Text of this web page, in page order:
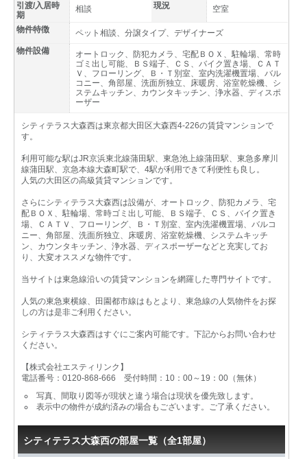
引渡/入居時
期
相談 現況 空室
物件特徴
ペット相談、分譲タイプ、デザイナーズ
物件設備
オートロック、防犯カメラ、宅配ＢＯＸ、駐輪場、常時
ゴミ出し可能、ＢＳ端子、ＣＳ、バイク置き場、ＣＡＴ
Ｖ、フローリング、Ｂ・Ｔ別室、室内洗濯機置場、バル
コニー、角部屋、洗面所独立、床暖房、浴室乾燥機、シ
ステムキッチン、カウンタキッチン、浄水器、ディスポ
ーザー
シティテラス大森西は東京都大田区大森西4-226の賃貸マンションで
す。
利用可能な駅はJR京浜東北線蒲田駅、東急池上線蒲田駅、東急多摩川
線蒲田駅、京急本線大森町駅で、4駅が利用できて利便性も良し。
人気の大田区の高級賃貸マンションです。
さらにシティテラス大森西は設備が、オートロック、防犯カメラ、宅
配ＢＯＸ、駐輪場、常時ゴミ出し可能、ＢＳ端子、ＣＳ、バイク置き
場、ＣＡＴＶ、フローリング、Ｂ・Ｔ別室、室内洗濯機置場、バルコ
ニー、角部屋、洗面所独立、床暖房、浴室乾燥機、システムキッチ
ン、カウンタキッチン、浄水器、ディスポーザーなどと充実してお
り、大変オススメな物件です。
当サイトは東急線沿いの賃貸マンションを網羅した専門サイトです。
人気の東急東横線、田園都市線はもとより、東急線の人気物件をお探
しの方は是非ご利用ください。
シティテラス大森西はすぐにご案内可能です。下記からお問い合わせ
ください。
【株式会社エスティリンク】
電話番号：0120-868-666 受付時間：10：00～19：00（無休）
写真、間取り図等が現状と違う場合は現状を優先致します。
表示中の物件が成約済みの場合もございます。ご了承ください。
シティテラス大森西の部屋一覧（全1部屋）